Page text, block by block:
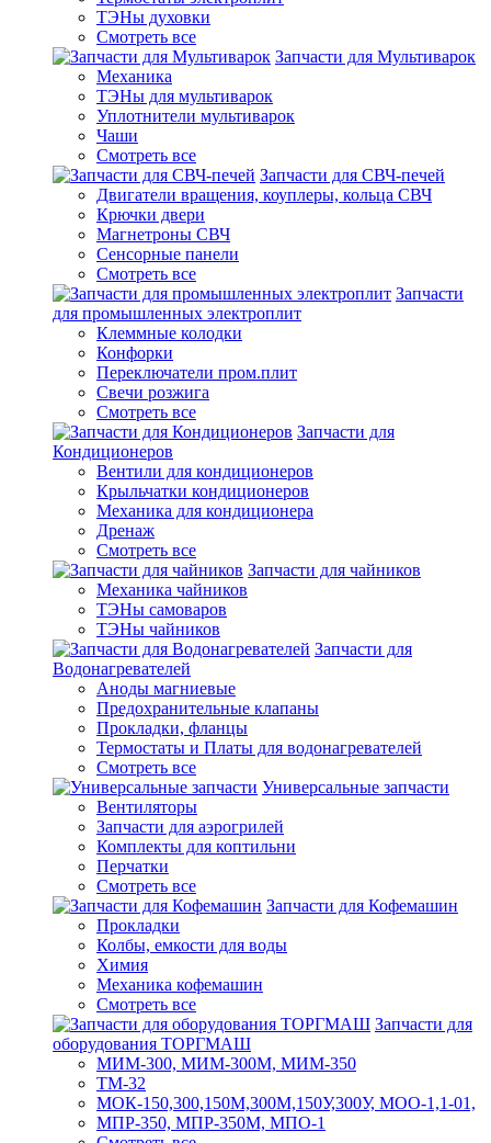
ТЭНы духовки
Смотреть все
Запчасти для Мультиварок
Механика
ТЭНы для мультиварок
Уплотнители мультиварок
Чаши
Смотреть все
Запчасти для СВЧ-печей
Двигатели вращения, коуплеры, кольца СВЧ
Крючки двери
Магнетроны СВЧ
Сенсорные панели
Смотреть все
Запчасти
для промышленных электроплит
Клеммные колодки
Конфорки
Переключатели пром.плит
Свечи розжига
Смотреть все
Запчасти для
Кондиционеров
Вентили для кондиционеров
Крыльчатки кондиционеров
Механика для кондиционера
Дренаж
Смотреть все
Запчасти для чайников
Механика чайников
ТЭНы самоваров
ТЭНы чайников
Запчасти для
Водонагревателей
Аноды магниевые
Предохранительные клапаны
Прокладки, фланцы
Термостаты и Платы для водонагревателей
Смотреть все
Универсальные запчасти
Вентиляторы
Запчасти для аэрогрилей
Комплекты для коптильни
Перчатки
Смотреть все
Запчасти для Кофемашин
Прокладки
Колбы, емкости для воды
Химия
Механика кофемашин
Смотреть все
Запчасти для
оборудования ТОРГМАШ
МИМ-300, МИМ-300М, МИМ-350
ТМ-32
МОК-150,300,150М,300М,150У,300У, МОО-1,1-01,
МПР-350, МПР-350М, МПО-1